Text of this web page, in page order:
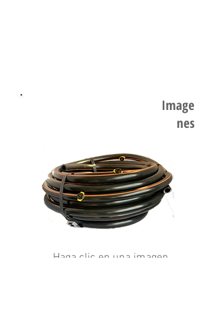
Image
nes
Haga clic en una imagen